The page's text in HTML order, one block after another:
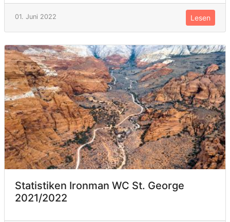
01. Juni 2022 Lesen
Statistiken Ironman WC St. George
2021/2022